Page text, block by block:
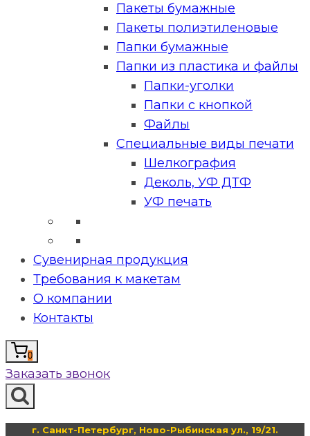
Пакеты бумажные
Пакеты полиэтиленовые
Папки бумажные
Папки из пластика и файлы
Папки-уголки
Папки с кнопкой
Файлы
Специальные виды печати
Шелкография
Деколь, УФ ДТФ
УФ печать
Сувенирная продукция
Требования к макетам
О компании
Контакты
0
Заказать звонок
г. Санкт-Петербург, Ново-Рыбинская ул., 19/21.